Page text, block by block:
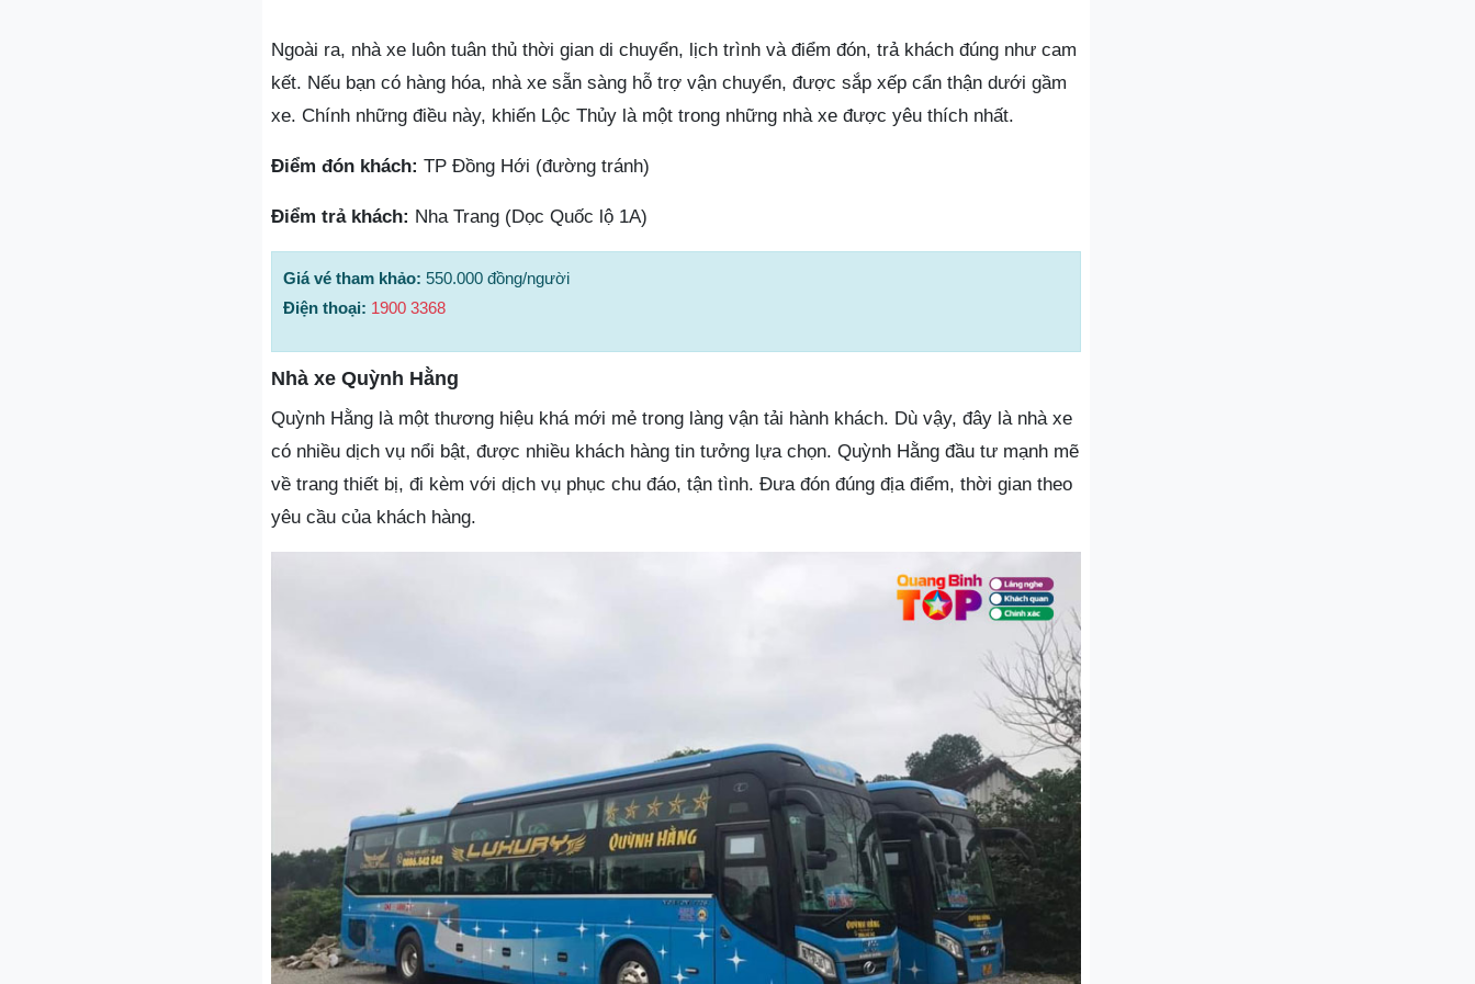
Ngoài ra, nhà xe luôn tuân thủ thời gian di chuyển, lịch trình và điểm đón, trả khách đúng như cam
kết. Nếu bạn có hàng hóa, nhà xe sẵn sàng hỗ trợ vận chuyển, được sắp xếp cẩn thận dưới gầm
xe. Chính những điều này, khiến Lộc Thủy là một trong những nhà xe được yêu thích nhất.
Điểm đón khách: TP Đồng Hới (đường tránh)
Điểm trả khách: Nha Trang (Dọc Quốc lộ 1A)
Giá vé tham khảo: 550.000 đồng/người
Điện thoại: 1900 3368
Nhà xe Quỳnh Hằng
Quỳnh Hằng là một thương hiệu khá mới mẻ trong làng vận tải hành khách. Dù vậy, đây là nhà xe
có nhiều dịch vụ nổi bật, được nhiều khách hàng tin tưởng lựa chọn. Quỳnh Hằng đầu tư mạnh mẽ
về trang thiết bị, đi kèm với dịch vụ phục chu đáo, tận tình. Đưa đón đúng địa điểm, thời gian theo
yêu cầu của khách hàng.